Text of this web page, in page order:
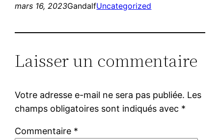
mars 16, 2023GandalfUncategorized
Laisser un commentaire
Votre adresse e-mail ne sera pas publiée. Les
champs obligatoires sont indiqués avec *
Commentaire *